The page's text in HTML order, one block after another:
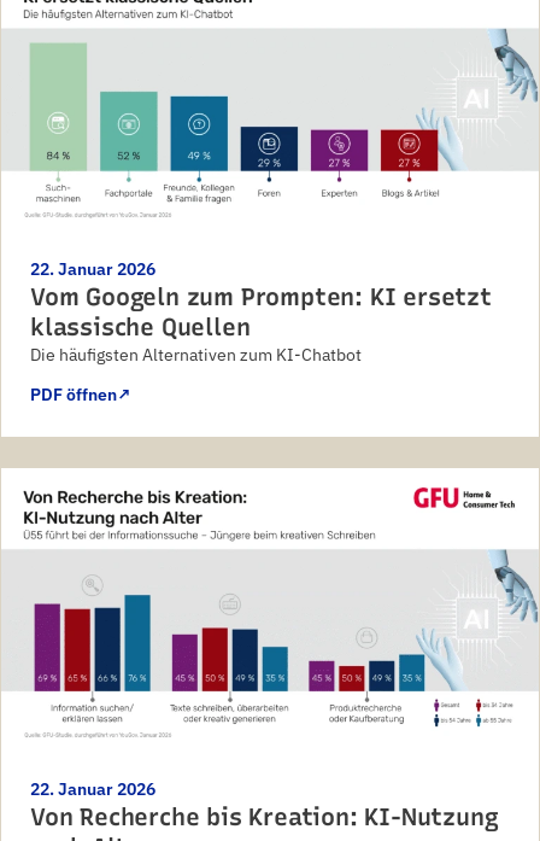
22. Januar 2026
Vom Googeln zum Prompten: KI ersetzt
klassische Quellen
Die häufigsten Alternativen zum KI-Chatbot
PDF öffnen↗
22. Januar 2026
Von Recherche bis Kreation: KI-Nutzung